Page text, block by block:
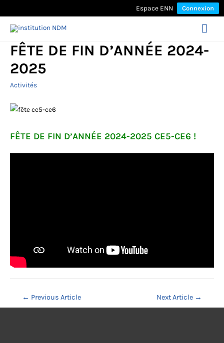
Espace ENN Connexion
FÊTE DE FIN D’ANNÉE 2024-
2025
Activités
FÊTE DE FIN D’ANNÉE 2024-2025 CE5-CE6 !
Navigation
de
← Previous Article Next Article →